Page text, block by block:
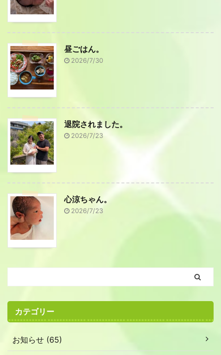
昼ごはん。
2026/7/30
退院されました。
2026/7/23
心涼ちゃん。
2026/7/23
カテゴリー
お知らせ (65)